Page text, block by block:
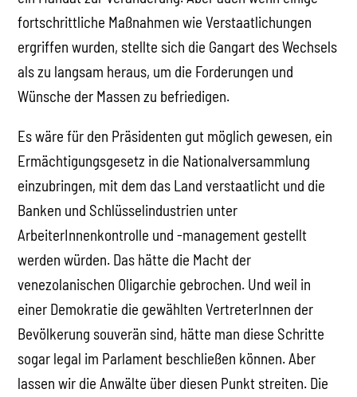
fortschrittliche Maßnahmen wie Verstaatlichungen
ergriffen wurden, stellte sich die Gangart des Wechsels
als zu langsam heraus, um die Forderungen und
Wünsche der Massen zu befriedigen.
Es wäre für den Präsidenten gut möglich gewesen, ein
Ermächtigungsgesetz in die Nationalversammlung
einzubringen, mit dem das Land verstaatlicht und die
Banken und Schlüsselindustrien unter
ArbeiterInnenkontrolle und -management gestellt
werden würden. Das hätte die Macht der
venezolanischen Oligarchie gebrochen. Und weil in
einer Demokratie die gewählten VertreterInnen der
Bevölkerung souverän sind, hätte man diese Schritte
sogar legal im Parlament beschließen können. Aber
lassen wir die Anwälte über diesen Punkt streiten. Die